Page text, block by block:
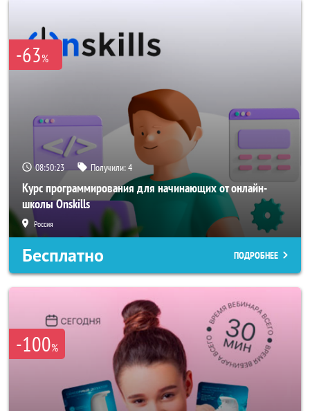
-63%
08:50:21 Получили:4
Курс программирования для начинающих от онлайн-
школы Onskills
Россия
Бесплатно ПОДРОБНЕЕ
-100%